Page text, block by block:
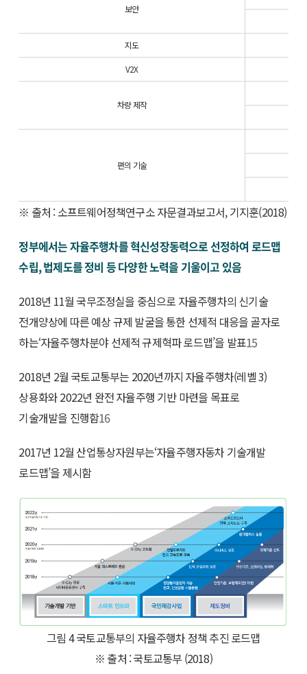
보안
지도
V2X
차량 제작
편의 기술
※ 출처 : 소프트웨어정책연구소 자문결과보고서, 기지훈(2018)
정부에서는 자율주행차를 혁신성장동력으로 선정하여 로드맵
수립, 법제도를 정비 등 다양한 노력을 기울이고 있음
2018년 11월 국무조정실을 중심으로 자율주행차의 신기술
전개양상에 따른 예상 규제 발굴을 통한 선제적 대응을 골자로
하는‘자율주행차분야 선제적 규제혁파 로드맵’을 발표15
2018년 2월 국토교통부는 2020년까지 자율주행차(레벨 3)
상용화와 2022년 완전 자율주행 기반 마련을 목표로
기술개발을 진행함16
2017년 12월 산업통상자원부는‘자율주행자동차 기술개발
로드맵’을 제시함
그림 4 국토교통부의 자율주행차 정책 추진 로드맵
※ 출처 : 국토교통부 (2018)